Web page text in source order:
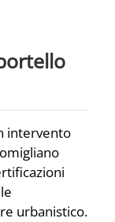
intervento
urbanistico.